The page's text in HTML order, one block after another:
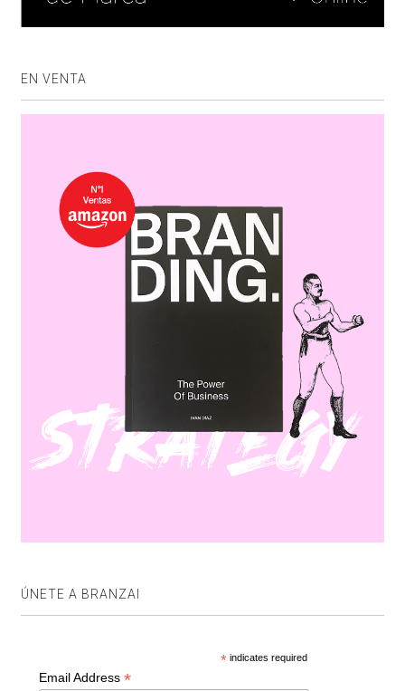
EN VENTA
ÚNETE A BRANZAI
* indicates required
Email Address *